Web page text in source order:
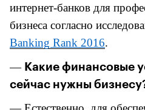
интернет-банков для
бизнеса согласно
Banking Rank 2016.
— Какие финансовые
сейчас нужны